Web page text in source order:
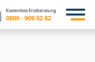
Kostenlose Erstberatung
0800 - 909 02 82